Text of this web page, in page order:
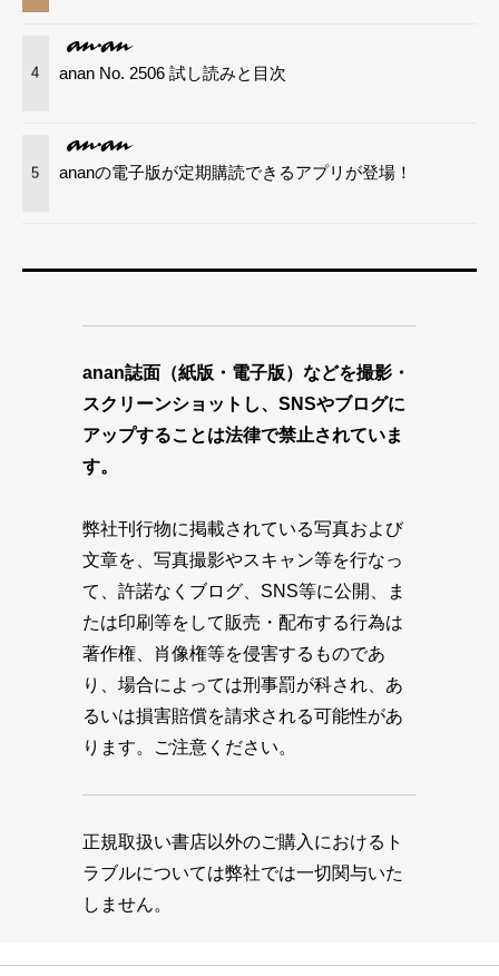
4 anan No. 2506 試し読みと目次
5 ananの電子版が定期購読できるアプリが登場！
anan誌面（紙版・電子版）などを撮影・
スクリーンショットし、SNSやブログに
アップすることは法律で禁止されていま
す。
弊社刊行物に掲載されている写真および
文章を、写真撮影やスキャン等を行なっ
て、許諾なくブログ、SNS等に公開、ま
たは印刷等をして販売・配布する行為は
著作権、肖像権等を侵害するものであ
り、場合によっては刑事罰が科され、あ
るいは損害賠償を請求される可能性があ
ります。ご注意ください。
正規取扱い書店以外のご購入におけるト
ラブルについては弊社では一切関与いた
しません。